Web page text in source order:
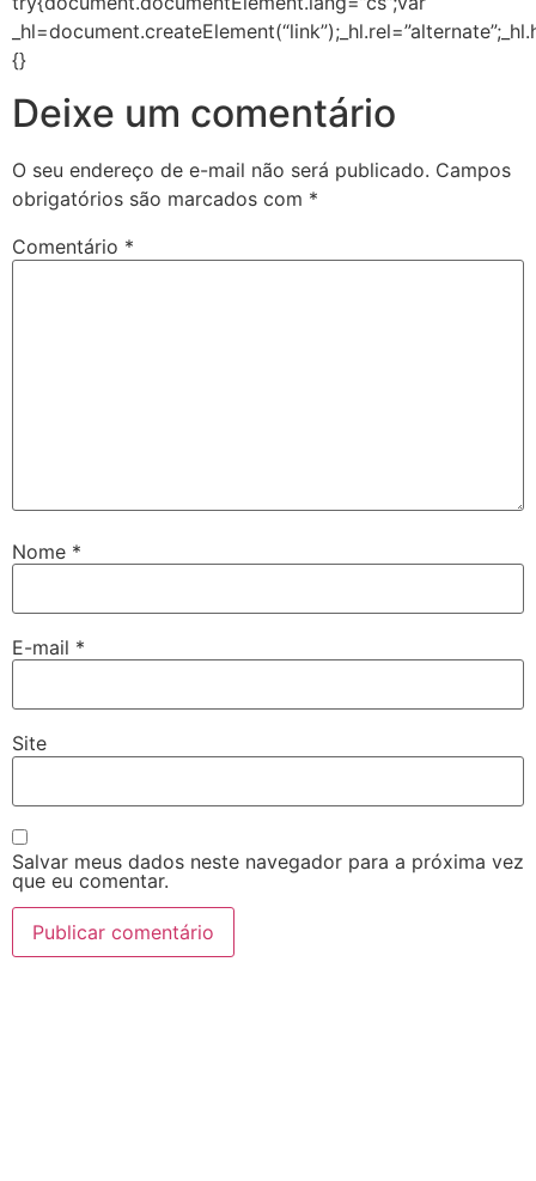
{}
Deixe um comentário
O seu endereço de e-mail não será publicado. Campos
obrigatórios são marcados com *
Comentário *
Nome *
E-mail *
Site
Salvar meus dados neste navegador para a próxima vez
que eu comentar.